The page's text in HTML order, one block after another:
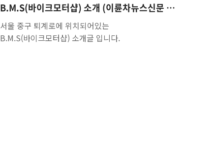
B.M.S(바이크모터샵) 소개 (이륜차뉴스신문 424호 지면기사)
서울 중구 퇴계로에 위치되어있는
B.M.S(바이크모터샵) 소개글 입니다.